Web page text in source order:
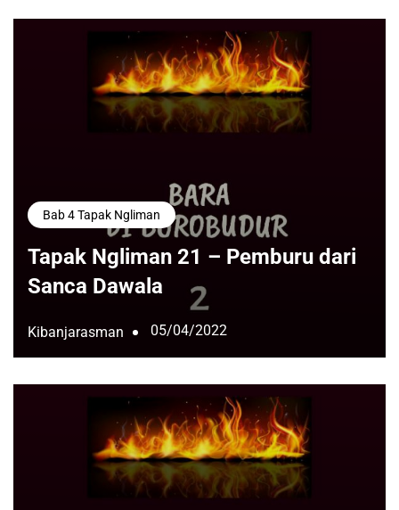
Bab 4 Tapak Ngliman
Tapak Ngliman 21 – Pemburu dari
Sanca Dawala
Kibanjarasman 05/04/2022